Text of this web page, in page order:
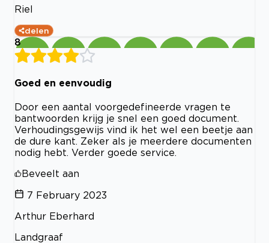
Riel
delen
8
Goed en eenvoudig
Door een aantal voorgedefineerde vragen te
bantwoorden krijg je snel een goed document.
Verhoudingsgewijs vind ik het wel een beetje aan
de dure kant. Zeker als je meerdere documenten
nodig hebt. Verder goede service.
Beveelt aan
7 February 2023
Arthur Eberhard
Landgraaf